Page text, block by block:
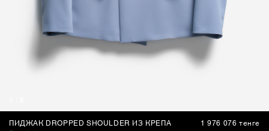
ПИДЖАК DROPPED SHOULDER ИЗ КРЕПА
1 976 076 тенге